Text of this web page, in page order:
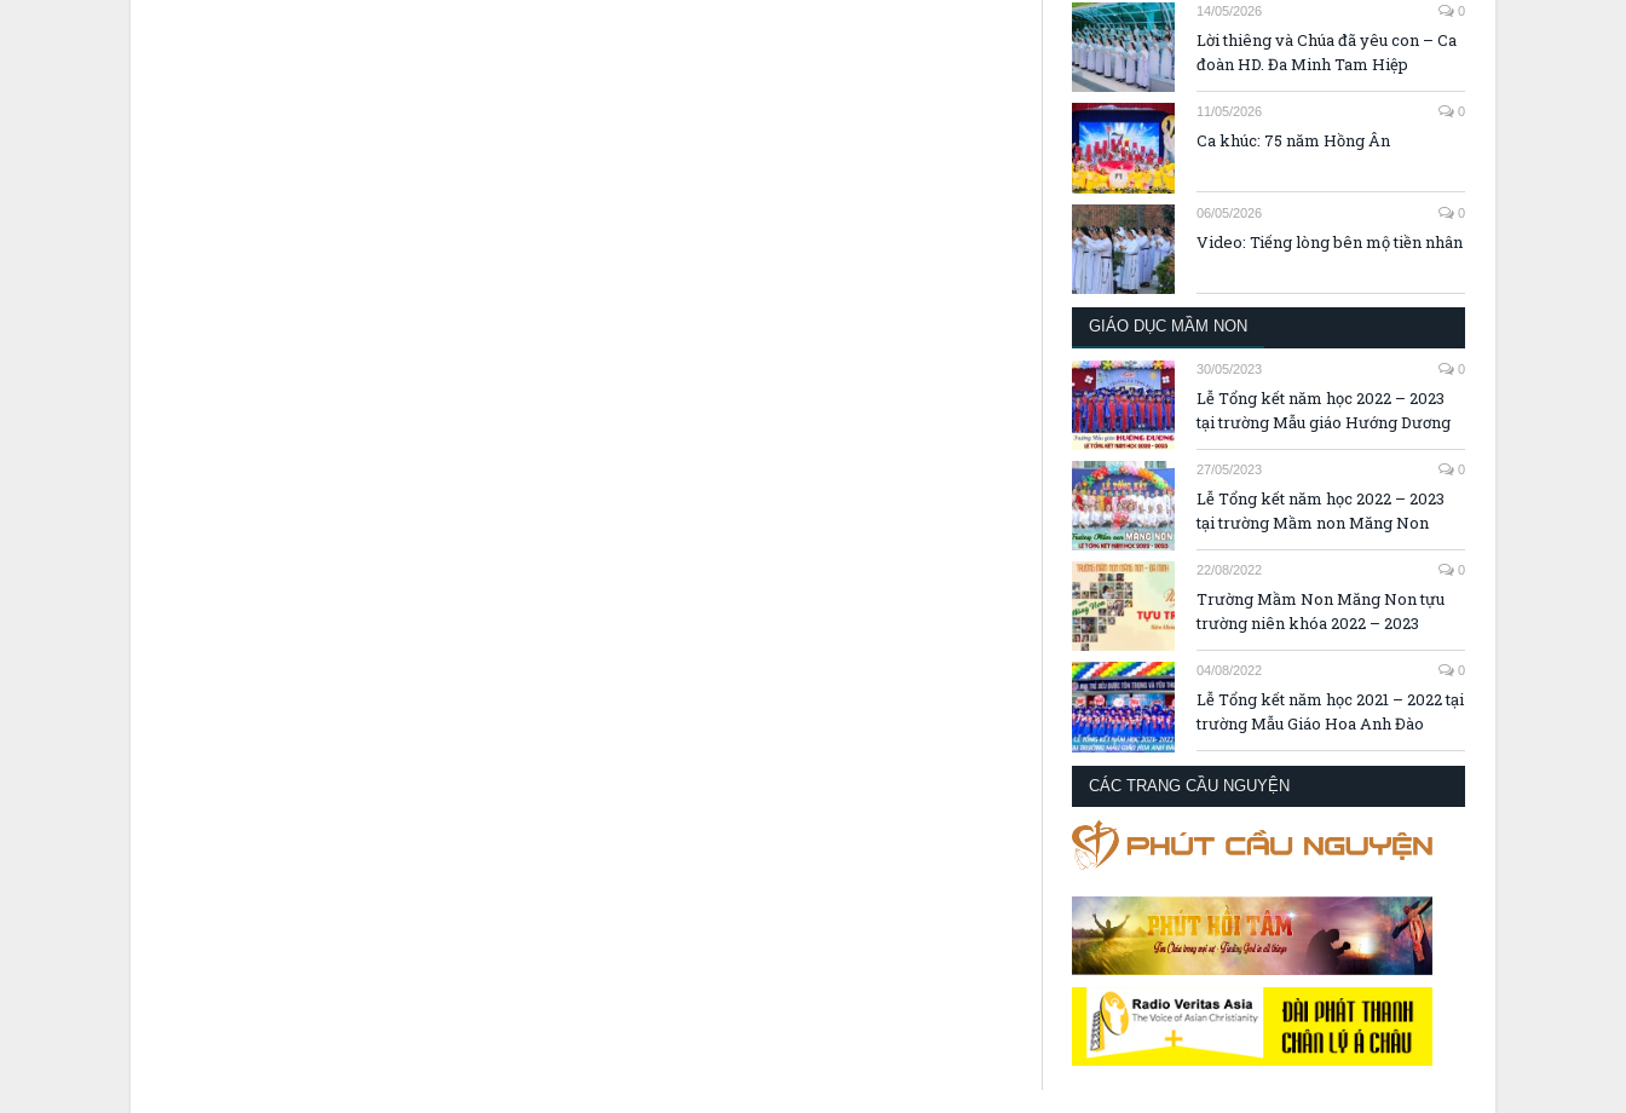
14/05/2026 0
Lời thiêng và Chúa đã yêu con – Ca
đoàn HD. Đa Minh Tam Hiệp
11/05/2026 0
Ca khúc: 75 năm Hồng Ân
06/05/2026 0
Video: Tiếng lòng bên mộ tiền nhân
GIÁO DỤC MẦM NON
30/05/2023 0
Lễ Tổng kết năm học 2022 – 2023
tại trường Mẫu giáo Hướng Dương
27/05/2023 0
Lễ Tổng kết năm học 2022 – 2023
tại trường Mầm non Măng Non
22/08/2022 0
Trường Mầm Non Măng Non tựu
trường niên khóa 2022 – 2023
04/08/2022 0
Lễ Tổng kết năm học 2021 – 2022 tại
trường Mẫu Giáo Hoa Anh Đào
CÁC TRANG CẦU NGUYỆN